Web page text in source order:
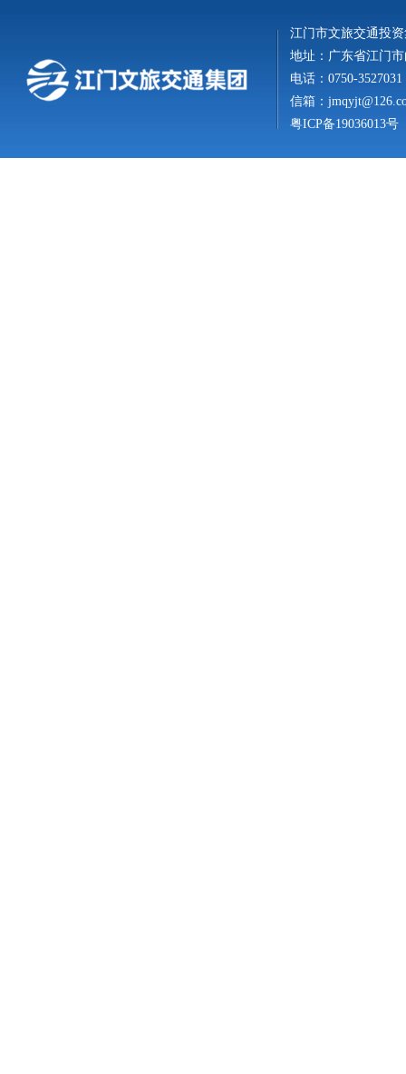
江门市文旅交通投
地址：广东省江门
电话：0750-
信箱：
粤ICP备19036013号